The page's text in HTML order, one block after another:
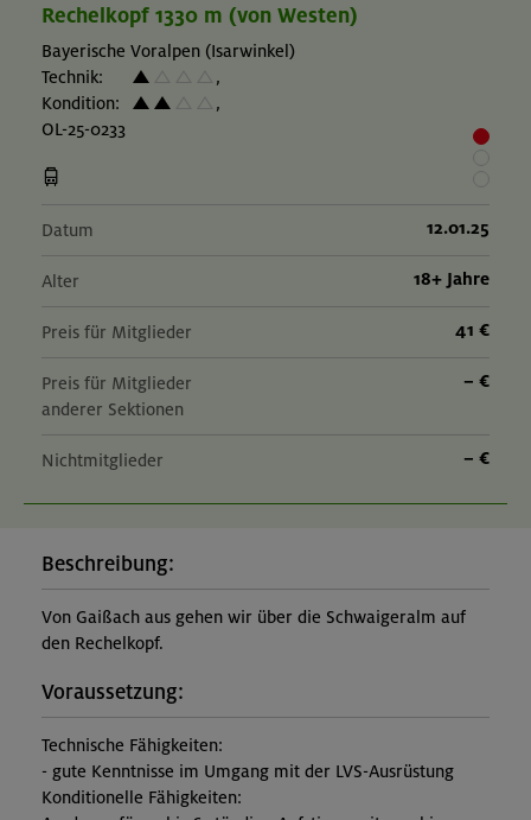
Rechelkopf 1330 m (von Westen)
Bayerische Voralpen (Isarwinkel)
Technik:
,
Kondition:
,
OL-25-0233
Datum 12.01.25
Alter 18+ Jahre
Preis für Mitglieder 41 €
Preis für Mitglieder
anderer Sektionen
– €
Nichtmitglieder – €
Beschreibung:
Von Gaißach aus gehen wir über die Schwaigeralm auf
den Rechelkopf.
Voraussetzung:
Technische Fähigkeiten:
- gute Kenntnisse im Umgang mit der LVS-Ausrüstung
Konditionelle Fähigkeiten: